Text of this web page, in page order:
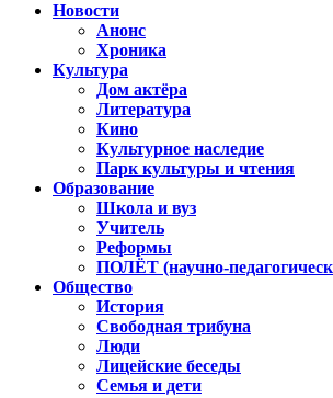
Новости
Анонс
Хроника
Культура
Дом актёра
Литература
Кино
Культурное наследие
Парк культуры и чтения
Образование
Школа и вуз
Учитель
Реформы
ПОЛЁТ (научно-
Общество
История
Свободная трибуна
Люди
Лицейские беседы
Семья и дети